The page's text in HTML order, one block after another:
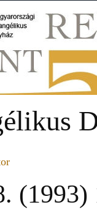
(1993)